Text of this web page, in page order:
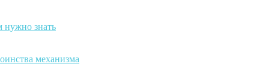
нужно знать
механизма